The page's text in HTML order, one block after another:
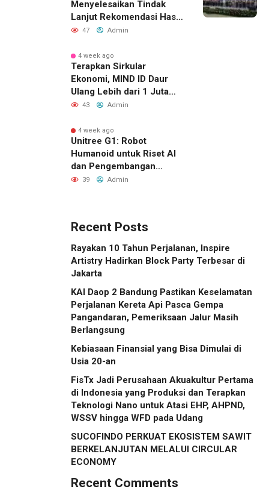
Menyelesaikan Tindak
Lanjut Rekomendasi Hasil
Temuan BPK RI Terkait
pada Pemeriksaan Tahun
2025
47 Admin
4 week ago
Terapkan Sirkular
Ekonomi, MIND ID Daur
Ulang Lebih dari 1 Juta
Ton Material Sisa
43 Admin
4 week ago
Unitree G1: Robot
Humanoid untuk Riset AI
dan Pengembangan
Robotika
39 Admin
Recent Posts
Rayakan 10 Tahun Perjalanan, Inspire
Artistry Hadirkan Block Party Terbesar di
Jakarta
KAI Daop 2 Bandung Pastikan Keselamatan
Perjalanan Kereta Api Pasca Gempa
Pangandaran, Pemeriksaan Jalur Masih
Berlangsung
Kebiasaan Finansial yang Bisa Dimulai di
Usia 20-an
FisTx Jadi Perusahaan Akuakultur Pertama
di Indonesia yang Produksi dan Terapkan
Teknologi Nano untuk Atasi EHP, AHPND,
WSSV hingga WFD pada Udang
SUCOFINDO PERKUAT EKOSISTEM SAWIT
BERKELANJUTAN MELALUI CIRCULAR
ECONOMY
Recent Comments